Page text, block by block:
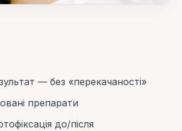
— без «перекачаності»
препарати
до/після